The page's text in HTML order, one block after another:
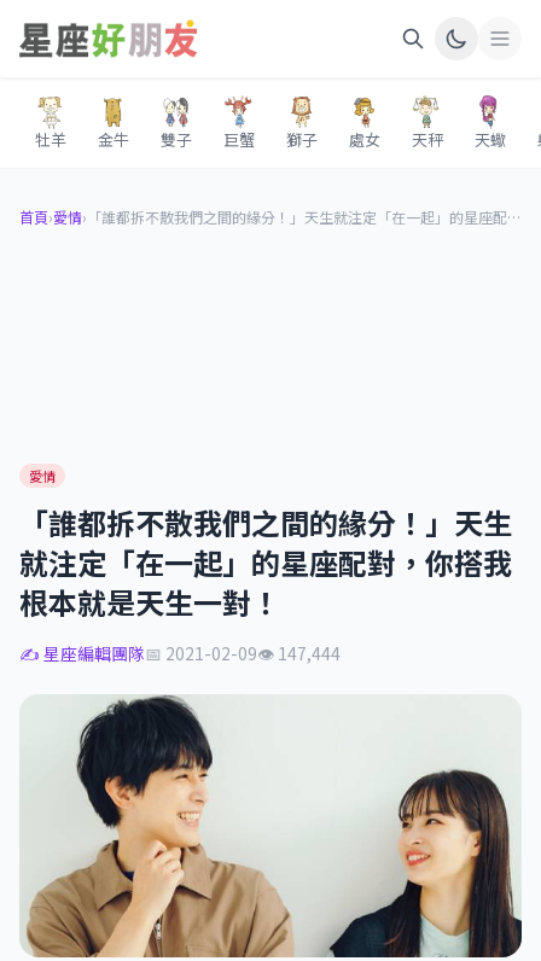
牡羊 金牛 雙子 巨蟹 獅子 處女 天秤 天蠍
首頁›愛情› 「誰都拆不散我們之間的緣分！」天生就注定「在一起」的星座配對，你搭我根本就是天生一對！
愛情
「誰都拆不散我們之間的緣分！」天生
就注定「在一起」的星座配對，你搭我
根本就是天生一對！
✍️ 星座編輯團隊📅 2021-02-09👁 147,444